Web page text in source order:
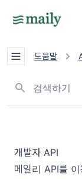
도움말
뉴스레터, 태그
개발자 API
메일리 API를